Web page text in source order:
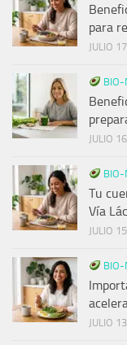
para
JULIO
BIO-
JULIO
BIO-
Tu
Vía
JULIO
BIO-
JULIO